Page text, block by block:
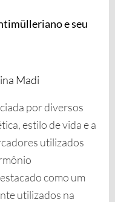
e seu
Madi
por diversos
estilo de vida e a
utilizados
como um
utilizados na